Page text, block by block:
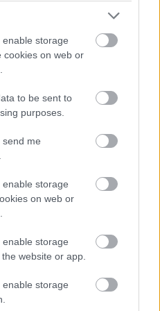
storage
cookies on web or
to be sent to
purposes.
send me
storage
on web or
storage
website or app.
storage
kapott a technológiára,
működés közben is
egy konzorcium
kifejlesztésével, amely
eszközöket három
A WirelessCabin
a német légi és
irányítja és részben uniós
Telecomunicazioni, az
a bradforfi egyetem.
az interferenciát a földi
(ugyanis saját hálózattal
kommunikációs és
miatt az USA szövetségi